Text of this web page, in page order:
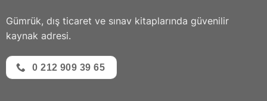
Gümrük, dış ticaret ve sınav kitaplarında güvenilir
kaynak adresi.
0 212 909 39 65